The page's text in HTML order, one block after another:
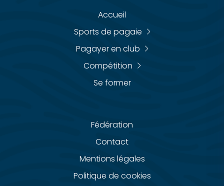
Accueil
Sports de pagaie
Pagayer en club
Compétition
Se former
Fédération
Contact
Mentions légales
Politique de cookies